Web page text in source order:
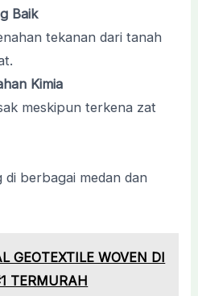
Baik
tekanan dari tanah
Kimia
meskipun terkena zat
di berbagai medan dan
GEOTEXTILE WOVEN DI
TERMURAH